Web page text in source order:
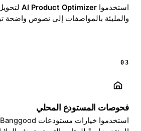
استخدموا AI Product Optimizer
والمليئة بالمواصفات إلى نصوص واضحة
03
فحوصات المستودع المحلي